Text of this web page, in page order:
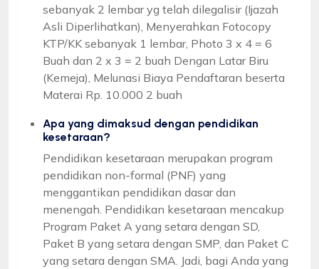
sebanyak 2 lembar yg telah dilegalisir (Ijazah
Asli Diperlihatkan), Menyerahkan Fotocopy
KTP/KK sebanyak 1 lembar, Photo 3 x 4 = 6
Buah dan 2 x 3 = 2 buah Dengan Latar Biru
(Kemeja), Melunasi Biaya Pendaftaran beserta
Materai Rp. 10.000 2 buah
Apa yang dimaksud dengan pendidikan
kesetaraan?
Pendidikan kesetaraan merupakan program
pendidikan non-formal (PNF) yang
menggantikan pendidikan dasar dan
menengah. Pendidikan kesetaraan mencakup
Program Paket A yang setara dengan SD,
Paket B yang setara dengan SMP, dan Paket C
yang setara dengan SMA. Jadi, bagi Anda yang